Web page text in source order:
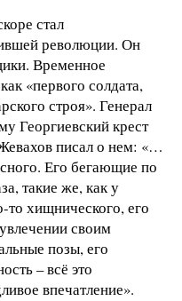
стал
революции. Он
Временное
«первого солдата,
строя». Генерал
Георгиевский крест
писал о нем: «…
Его бегающие по
такие же, как у
хищнического, его
своим
позы, его
– всё это
впечатление».